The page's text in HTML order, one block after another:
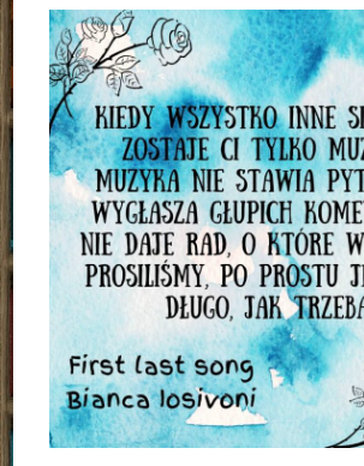
Świadectwo
O
Błogosławionym
Papieżu”
–
Angelo
Comastri